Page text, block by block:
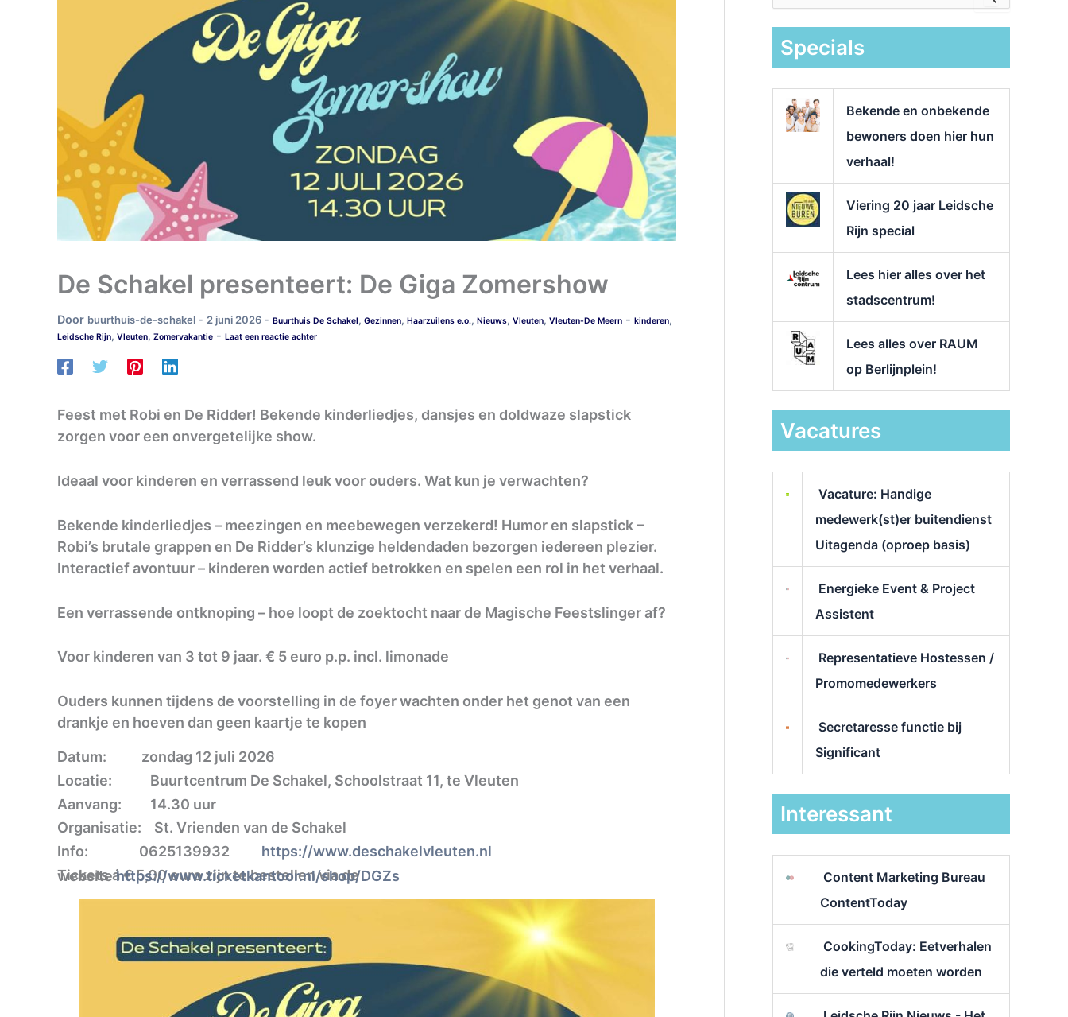
De Schakel presenteert: De Giga Zomershow
Door buurthuis-de-schakel - 2 juni 2026 - Buurthuis De Schakel, Gezinnen, Haarzuilens e.o., Nieuws, Vleuten, Vleuten-De Meern - kinderen,
Leidsche Rijn, Vleuten, Zomervakantie - Laat een reactie achter
Feest met Robi en De Ridder! Bekende kinderliedjes, dansjes en doldwaze slapstick
zorgen voor een onvergetelijke show.
Ideaal voor kinderen en verrassend leuk voor ouders. Wat kun je verwachten?
Bekende kinderliedjes – meezingen en meebewegen verzekerd! Humor en slapstick –
Robi’s brutale grappen en De Ridder’s klunzige heldendaden bezorgen iedereen plezier.
Interactief avontuur – kinderen worden actief betrokken en spelen een rol in het verhaal.
Een verrassende ontknoping – hoe loopt de zoektocht naar de Magische Feestslinger af?
Voor kinderen van 3 tot 9 jaar. € 5 euro p.p. incl. limonade
Ouders kunnen tijdens de voorstelling in de foyer wachten onder het genot van een
drankje en hoeven dan geen kaartje te kopen
Datum: zondag 12 juli 2026
Locatie: Buurtcentrum De Schakel, Schoolstraat 11, te Vleuten
Aanvang: 14.30 uur
Organisatie: St. Vrienden van de Schakel
Info: 0625139932 https://www.deschakelvleuten.nl
Tickets á € 5,00 euro zijn te bestellen via de websitehttps://www.ticketkantoor.nl/shop/DGZs
k
Specials
Bekende en onbekende
bewoners doen hier hun
verhaal!
Viering 20 jaar Leidsche
Rijn special
Lees hier alles over het
stadscentrum!
Lees alles over RAUM
op Berlijnplein!
Vacatures
Vacature: Handige
medewerk(st)er buitendienst
Uitagenda (oproep basis)
Energieke Event & Project
Assistent
Representatieve Hostessen /
Promomedewerkers
Secretaresse functie bij
Significant
Interessant
Content Marketing Bureau
ContentToday
CookingToday: Eetverhalen
die verteld moeten worden